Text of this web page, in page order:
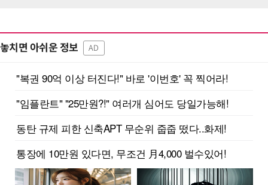
놓치면 아쉬운 정보 AD